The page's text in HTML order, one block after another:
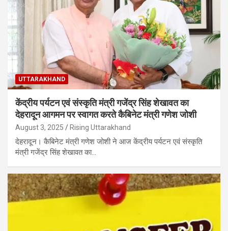
UTTARAKHAND
केंद्रीय पर्यटन एवं संस्कृति मंत्री गजेंद्र सिंह शेखावत का
देहरादून आगमन पर स्वागत करते कैबिनेट मंत्री गणेश जोशी
August 3, 2025 Rising Uttarakhand
देहरादून। कैबिनेट मंत्री गणेश जोशी ने आज केंद्रीय पर्यटन एवं संस्कृति
मंत्री गजेंद्र सिंह शेखावत का…